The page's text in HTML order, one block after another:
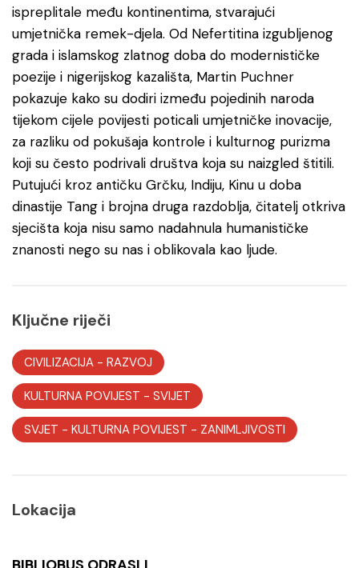
ispreplitale među kontinentima, stvarajući
umjetnička remek-djela. Od Nefertitina izgubljenog
grada i islamskog zlatnog doba do modernističke
poezije i nigerijskog kazališta, Martin Puchner
pokazuje kako su dodiri između pojedinih naroda
tijekom cijele povijesti poticali umjetničke inovacije,
za razliku od pokušaja kontrole i kulturnog purizma
koji su često podrivali društva koja su naizgled štitili.
Putujući kroz antičku Grčku, Indiju, Kinu u doba
dinastije Tang i brojna druga razdoblja, čitatelj otkriva
sjecišta koja nisu samo nadahnula humanističke
znanosti nego su nas i oblikovala kao ljude.
Ključne riječi
CIVILIZACIJA - RAZVOJ
KULTURNA POVIJEST - SVIJET
SVJET - KULTURNA POVIJEST - ZANIMLJIVOSTI
Lokacija